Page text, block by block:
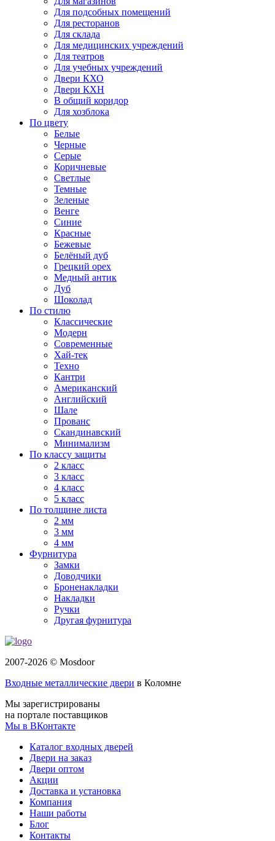
Для подсобных помещений
Для ресторанов
Для склада
Для медицинских учреждений
Для театров
Для учебных учреждений
Двери КХО
Двери КХН
В общий коридор
Для хозблока
По цвету
Белые
Черные
Серые
Коричневые
Светлые
Темные
Зеленые
Венге
Синие
Красные
Бежевые
Белёный дуб
Грецкий орех
Медный антик
Дуб
Шоколад
По стилю
Классические
Модерн
Современные
Хай-тек
Техно
Кантри
Американский
Английский
Шале
Прованс
Скандинавский
Минимализм
По классу защиты
2 класс
3 класс
4 класс
5 класс
По толщине листа
2 мм
3 мм
4 мм
Фурнитура
Замки
Доводчики
Броненакладки
Накладки
Ручки
Другая фурнитура
2007-2026 © Mosdoor
Входные металлические двери в Коломне
Мы зарегистрированы
на портале поставщиков
Мы в ВКонтакте
Каталог входных дверей
Двери на заказ
Двери оптом
Акции
Доставка и установка
Компания
Наши работы
Блог
Контакты